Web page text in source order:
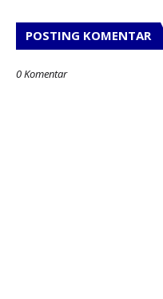
POSTING KOMENTAR
0 Komentar